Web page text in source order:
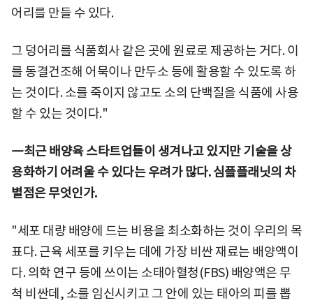
어리를 만들 수 있다.
그 덩어리를 식품회사 같은 곳에 원료로 제공하는 거다. 이
를 동결건조해 어묵이나 만두소 등에 활용할 수 있도록 하
는 것이다. 소를 죽이지 않고도 소의 단백질을 식품에 사용
할 수 있는 것이다."
―최근 배양육 스타트업들이 생겨나고 있지만 기술을 상
용화하기 어려울 수 있다는 우려가 많다. 심플플래닛의 차
별점은 무엇인가.
"세포 대량 배양에 드는 비용을 최소화하는 것이 우리의 목
표다. 근육 세포를 키우는 데에 가장 비싼 재료는 배양액이
다. 의학 연구 등에 쓰이는 소태아혈청(FBS) 배양액은 무
척 비싼데, 소를 임신시키고 그 안에 있는 태아의 피를 뽑